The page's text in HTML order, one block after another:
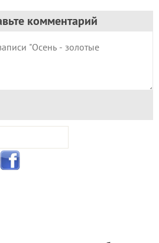
комментарий